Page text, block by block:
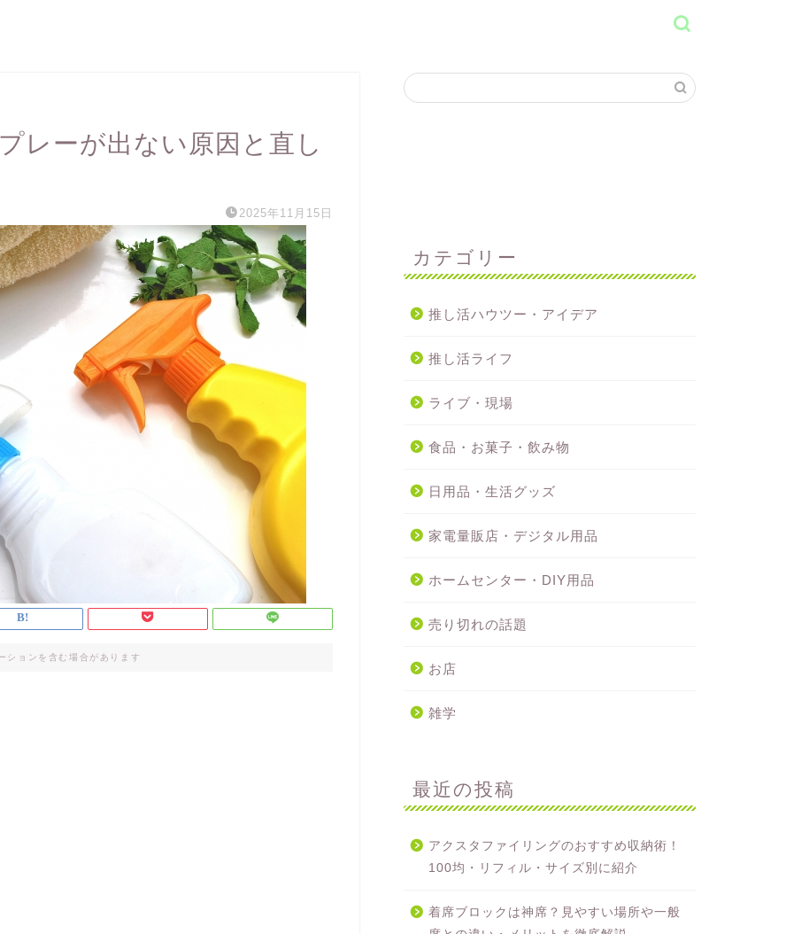
レーが出ない原因と直し
2025年11月15日
ションを含む場合があります
カテゴリー
推し活ハウツー・アイデア
推し活ライフ
ライブ・現場
食品・お菓子・飲み物
日用品・生活グッズ
家電量販店・デジタル用品
ホームセンター・DIY用品
売り切れの話題
お店
雑学
最近の投稿
アクスタファイリングのおすすめ収納術！
100均・リフィル・サイズ別に紹介
着席ブロックは神席？見やすい場所や一般